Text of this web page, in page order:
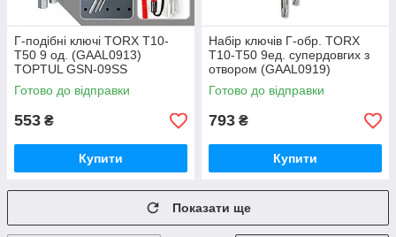
Г-подібні ключі TORX T10-
T50 9 од. (GAAL0913)
TOPTUL GSN-09SS
Готово до відправки
553 ₴
Купити
Набір ключів Г-обр. TORX
T10-T50 9ед. супердовгих з
отвором (GAAL0919)
TOPTUL GSN-09ET
Готово до відправки
793 ₴
Купити
Показати ще